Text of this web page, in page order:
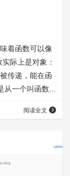
着函数可以像
际上是对象：
传递，能在函
从一个叫函数式
是很熟悉，没
为参数传递给
阅读全文